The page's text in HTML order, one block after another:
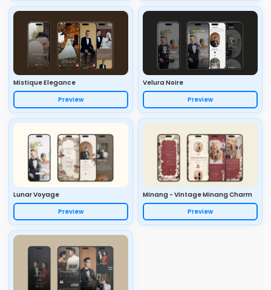
Mistique Elegance
Preview
Velura Noire
Preview
Lunar Voyage
Preview
Minang - Vintage Minang Charm
Preview